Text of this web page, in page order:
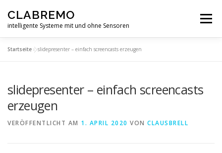
Inhalt
springen
CLABREMO
intelligente Systeme mit und ohne Sensoren
Menü
DATENSCHUTZERKLÄRUNG IMPRESSUM
Startseite »slidepresenter – einfach screencasts erzeugen
slidepresenter – einfach screencasts
erzeugen
VERÖFFENTLICHT AM 1. APRIL 2020 VON CLAUSBRELL